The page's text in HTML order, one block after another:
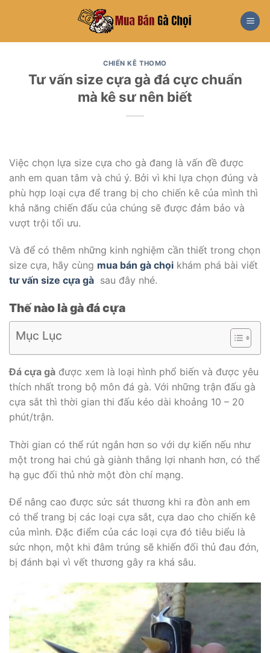
CHIẾN KÊ THOMO
Tư vấn size cựa gà đá cực chuẩn
mà kê sư nên biết
Việc chọn lựa size cựa cho gà đang là vấn đề được
anh em quan tâm và chú ý. Bởi vì khi lựa chọn đúng và
phù hợp loại cựa để trang bị cho chiến kê của mình thì
khả năng chiến đấu của chúng sẽ được đảm bảo và
vượt trội tối ưu.
Và để có thêm những kinh nghiệm cần thiết trong chọn
size cựa, hãy cùng mua bán gà chọi khám phá bài viết
tư vấn size cựa gà sau đây nhé.
Thế nào là gà đá cựa
Mục Lục
Đá cựa gà được xem là loại hình phổ biến và được yêu
thích nhất trong bộ môn đá gà. Với những trận đấu gà
cựa sắt thì thời gian thi đấu kéo dài khoảng 10 – 20
phút/trận.
Thời gian có thể rút ngắn hơn so với dự kiến nếu như
một trong hai chú gà giành thắng lợi nhanh hơn, có thể
hạ gục đối thủ nhờ một đòn chí mạng.
Để nâng cao được sức sát thương khi ra đòn anh em
có thể trang bị các loại cựa sắt, cựa dao cho chiến kê
của mình. Đặc điểm của các loại cựa đó tiêu biểu là
sức nhọn, một khi đâm trúng sẽ khiến đối thủ đau đớn,
bị đánh bại vì vết thương gây ra khá sâu.